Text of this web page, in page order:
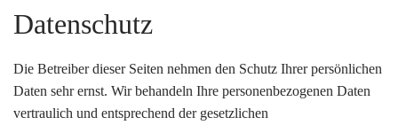
n
m
e
n
t
o
o
n
t
Datenschutz
Die Betreiber dieser Seiten nehmen den Schutz Ihrer persönlichen
Daten sehr ernst. Wir behandeln Ihre personenbezogenen Daten
vertraulich und entsprechend der gesetzlichen